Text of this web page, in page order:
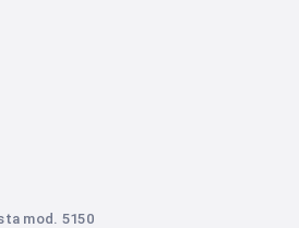
mod. 5150